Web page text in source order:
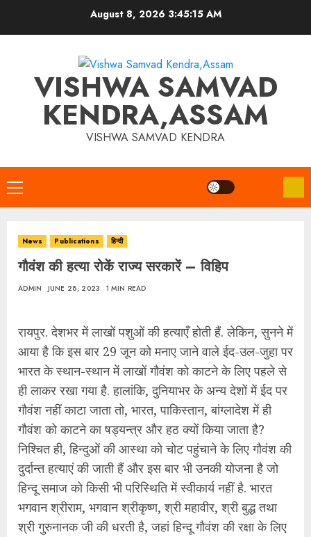
August 8, 2026 3:45:15 AM
VISHWA SAMVAD
KENDRA,ASSAM
VISHWA SAMVAD KENDRA
Primary
Menu
News Publications हिन्दी
गौवंश की हत्या रोकें राज्य सरकारें – विहिप
ADMIN JUNE 28, 2023 1 MIN READ
रायपुर. देशभर में लाखों पशुओं की हत्याएँ होती हैं. लेकिन, सुनने में
आया है कि इस बार 29 जून को मनाए जाने वाले ईद-उल-जुहा पर
भारत के स्थान-स्थान में लाखों गौवंश को काटने के लिए पहले से
ही लाकर रखा गया है. हालांकि, दुनियाभर के अन्य देशों में ईद पर
गौवंश नहीं काटा जाता तो, भारत, पाकिस्तान, बांग्लादेश में ही
गौवंश को काटने का षड्यन्त्र और हठ क्यों किया जाता है?
निश्चित ही, हिन्दुओं की आस्था को चोट पहुंचाने के लिए गौवंश की
दुर्दान्त हत्याएं की जाती हैं और इस बार भी उनकी योजना है जो
हिन्दू समाज को किसी भी परिस्थिति में स्वीकार्य नहीं है. भारत
भगवान श्रीराम, भगवान श्रीकृष्ण, श्री महावीर, श्री बुद्ध तथा
श्री गुरुनानक जी की धरती है, जहां हिन्दू गौवंश की रक्षा के लिए